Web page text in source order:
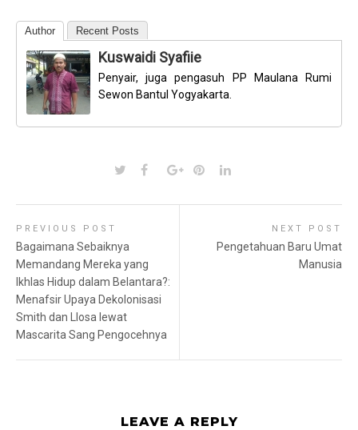
Author Recent Posts
Kuswaidi Syafiie
Penyair, juga pengasuh PP Maulana Rumi
Sewon Bantul Yogyakarta.
PREVIOUS POST
Bagaimana Sebaiknya
Memandang Mereka yang
Ikhlas Hidup dalam Belantara?:
Menafsir Upaya Dekolonisasi
Smith dan Llosa lewat
Mascarita Sang Pengocehnya
NEXT POST
Pengetahuan Baru Umat
Manusia
LEAVE A REPLY